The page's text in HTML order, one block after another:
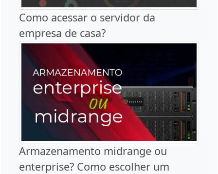
Como acessar o servidor da
empresa de casa?
Armazenamento midrange ou
enterprise? Como escolher um